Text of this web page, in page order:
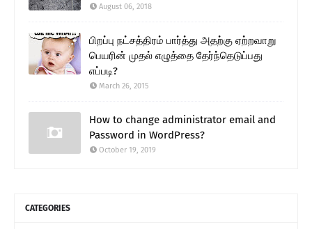
August 06, 2018
பிறப்பு நட்சத்திரம் பார்த்து அதற்கு ஏற்றவாறு
பெயரின் முதல் எழுத்தை தேர்ந்தெடுப்பது
எப்படி?
March 26, 2015
How to change administrator email and
Password in WordPress?
October 19, 2019
CATEGORIES